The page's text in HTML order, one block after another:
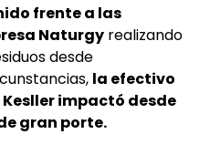
frente a las
Naturgy realizando
desde
la efectivo
impactó desde
gran porte.